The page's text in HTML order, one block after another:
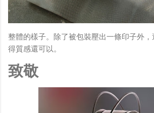
整體的樣子。除了被包裝壓出一條印子外
得質感還可以。
致敬